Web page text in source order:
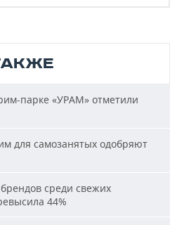
парке «УРАМ» отметили
для самозанятых одобряют
среди свежих
44%